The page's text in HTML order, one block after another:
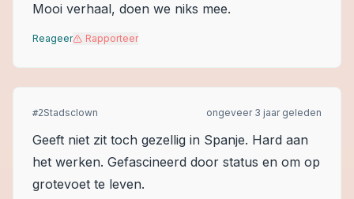
Mooi verhaal, doen we niks mee.
Reageer Rapporteer
#2Stadsclown ongeveer 3 jaar geleden
Geeft niet zit toch gezellig in Spanje. Hard aan
het werken. Gefascineerd door status en om op
grotevoet te leven.